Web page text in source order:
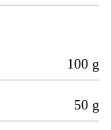
100 g
50 g